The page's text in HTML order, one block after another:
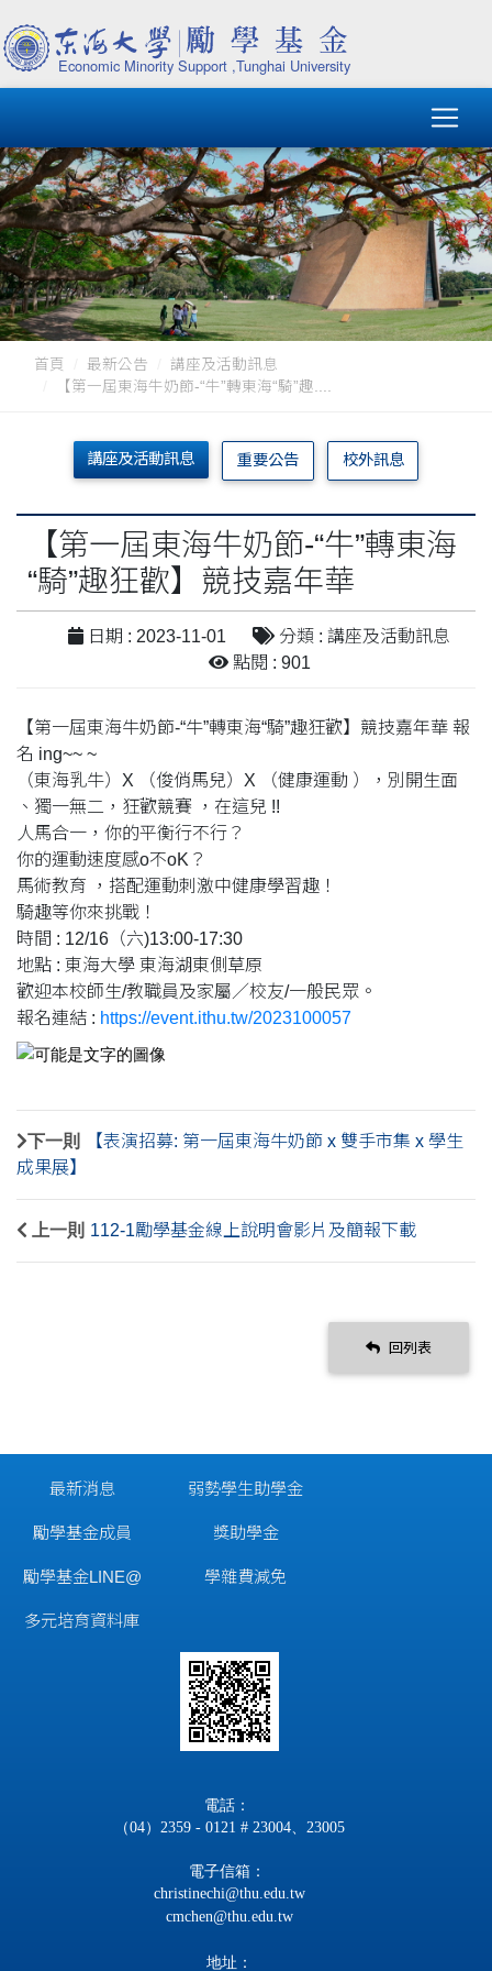
首頁 最新公告
講座及活動訊息
【第一屆東海牛奶節-“牛”轉東海“騎”趣....
講座及活動訊息 重要公告 校外訊息
【第一屆東海牛奶節-“牛”轉東海
“騎”趣狂歡】競技嘉年華
日期 : 2023-11-01
分類 : 講座及活動訊息
點閱 : 901
【第一屆東海牛奶節-“牛”轉東海“騎”趣狂歡】競技嘉年華 報
名 ing~~ ~
（東海乳牛）X （俊俏馬兒）X （健康運動 ），別開生面
、獨一無二，狂歡競賽 ，在這兒 !!
人馬合一，你的平衡行不行？
你的運動速度感o不oK？
馬術教育 ，搭配運動刺激中健康學習趣！
騎趣等你來挑戰！
時間 : 12/16（六)13:00-17:30
地點 : 東海大學 東海湖東側草原
歡迎本校師生/教職員及家屬／校友/一般民眾。
報名連結 : https://event.ithu.tw/2023100057
下一則
【表演招募: 第一屆東海牛奶節 x 雙手市集 x 學生
成果展】
上一則 112-1勵學基金線上說明會影片及簡報下載
回列表
最新消息
勵學基金成員
勵學基金LINE@
多元培育資料庫
弱勢學生助學金
獎助學金
學雜費減免
電話：
（04）2359 - 0121 # 23004、23005
電子信箱：
christinechi@thu.edu.tw
cmchen@thu.edu.tw
地址：